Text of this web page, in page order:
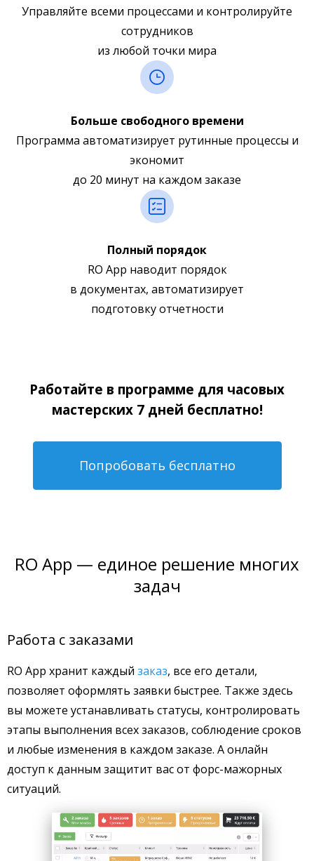
Управляйте всеми процессами и контролируйте
сотрудников
из любой точки мира
Больше свободного времени
Программа автоматизирует рутинные процессы и
экономит
до 20 минут на каждом заказе
Полный порядок
RO App наводит порядок
в документах, автоматизирует
подготовку отчетности
Работайте в программе для часовых
мастерских 7 дней бесплатно!
Попробовать бесплатно
RO App — единое решение многих
задач
Работа с заказами
RO App хранит каждый заказ, все его детали,
позволяет оформлять заявки быстрее. Также здесь
вы можете устанавливать статусы, контролировать
этапы выполнения всех заказов, соблюдение сроков
и любые изменения в каждом заказе. А онлайн
доступ к данным защитит вас от форс-мажорных
ситуаций.